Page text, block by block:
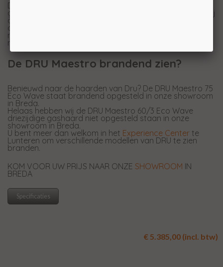
Deze nieuwe Maestro 60 Eco Wave driezijdig (uiteraard
gesloten systeem) heeft een eenvoudig systeem waarbij
de ruit naar voren klapt. Nu kunt u zelf ook makkelijk bij
de binnenkant en is de ruit zonder tussenkomst van een
monteur eenvoudig zelf te reinigen wanneer dit een keer
nodig is.
De DRU Maestro brandend zien?
Benieuwd naar de haarden van Dru? De DRU Maestro 75
Eco Wave staat brandend opgesteld in onze showroom
in Breda.
Helaas hebben wij de DRU Maestro 60/3 Eco Wave
driezijdige gashaard niet opgesteld staan in onze
showroom in Breda.
U bent meer dan welkom in het Experience Center te
Lunteren om verschillende modellen van DRU te zien
branden.
KOM VOOR UW PRIJS NAAR ONZE SHOWROOM IN
BREDA
Specificaties
€ 5.385,00 (incl. btw)